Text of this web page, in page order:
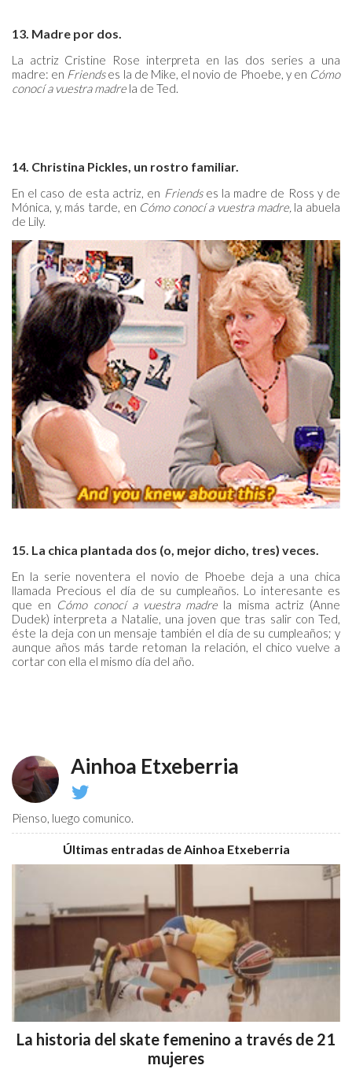
13. Madre por dos.
La actriz Cristine Rose interpreta en las dos series a una
madre: en Friendses la de Mike, el novio de Phoebe, y en Cómo
conocí a vuestra madrela de Ted.
14. Christina Pickles, un rostro familiar.
En el caso de esta actriz, en Friendses la madre de Ross y de
Mónica, y, más tarde, en Cómo conocí a vuestra madre, la abuela
de Lily.
15. La chica plantada dos (o, mejor dicho, tres) veces.
En la serie noventera el novio de Phoebe deja a una chica
llamada Precious el día de su cumpleaños. Lo interesante es
que en Cómo conocí a vuestra madrela misma actriz (Anne
Dudek) interpreta a Natalie, una joven que tras salir con Ted,
éste la deja con un mensaje también el día de su cumpleaños; y
aunque años más tarde retoman la relación, el chico vuelve a
cortar con ella el mismo día del año.
Ainhoa Etxeberria
@ainhoinnha
Pienso, luego comunico.
Últimas entradas de Ainhoa Etxeberria
La historia del skate femenino a través de 21
mujeres